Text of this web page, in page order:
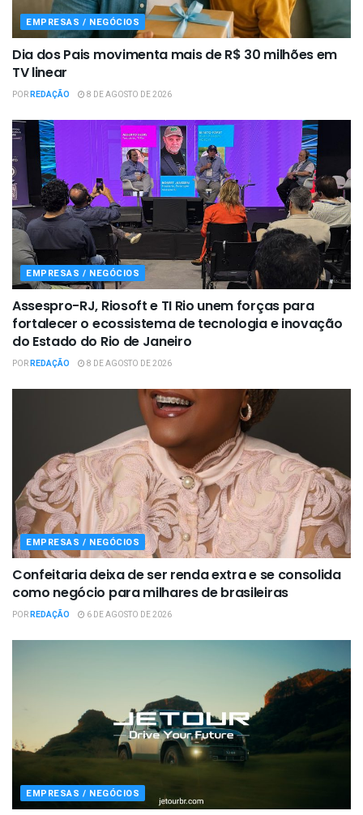
EMPRESAS / NEGÓCIOS
Dia dos Pais movimenta mais de R$ 30 milhões em
TV linear
PORREDAÇÃO 8 DE AGOSTO DE 2026
EMPRESAS / NEGÓCIOS
Assespro-RJ, Riosoft e TI Rio unem forças para
fortalecer o ecossistema de tecnologia e inovação
do Estado do Rio de Janeiro
PORREDAÇÃO 8 DE AGOSTO DE 2026
EMPRESAS / NEGÓCIOS
Confeitaria deixa de ser renda extra e se consolida
como negócio para milhares de brasileiras
PORREDAÇÃO 6 DE AGOSTO DE 2026
EMPRESAS / NEGÓCIOS